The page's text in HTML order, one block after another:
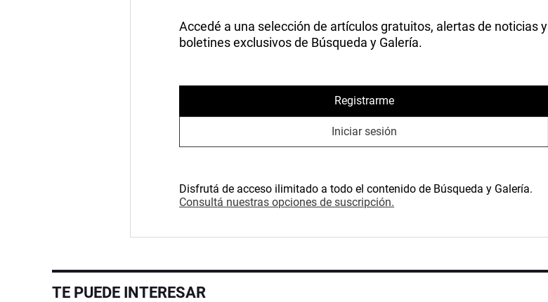
Accedé a una selección de artículos gratuitos, alertas de noticias y
boletines exclusivos de Búsqueda y Galería.
Registrarme
Iniciar sesión
Disfrutá de acceso ilimitado a todo el contenido de Búsqueda y Galería.
Consultá nuestras opciones de suscripción.
TE PUEDE INTERESAR